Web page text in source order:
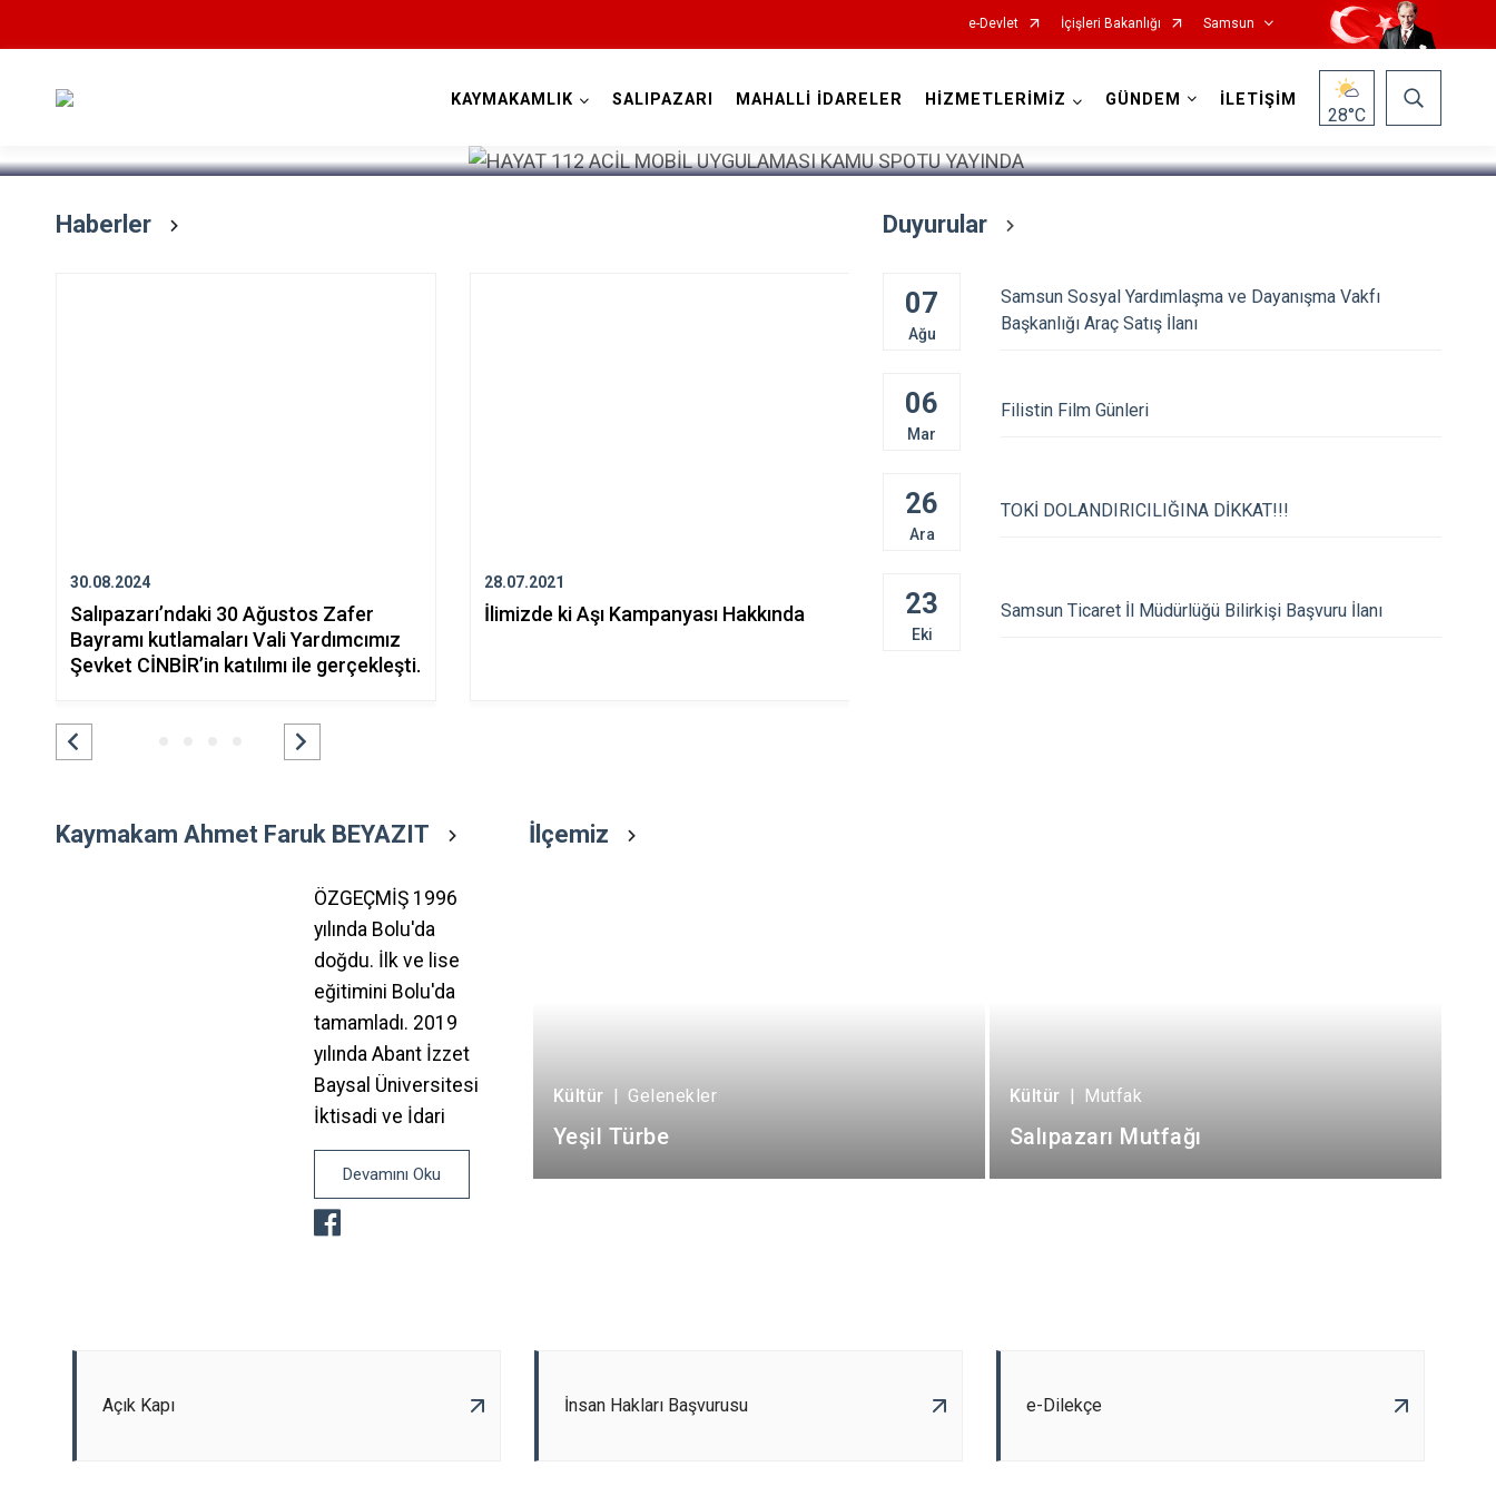
e-Devlet İçişleri Bakanlığı Samsun
19 Mayıs
Alaçam
Asarcık
Ayvacık
Çarşamba
Havza
Ladik
Salıpazarı
Atakum
KAYMAKAMLIK SALIPAZARI MAHALLİ İDARELER HİZMETLERİMİZ GÜNDEM İLETİŞİM
28°C
Haberler
30.08.2024
Salıpazarı’ndaki 30 Ağustos Zafer
Bayramı kutlamaları Vali Yardımcımız
Şevket CİNBİR’in katılımı ile gerçekleşti.
28.07.2021
İlimizde ki Aşı Kampanyası Hakkında İlçemizde Yaşanan Sel Felaketi
Kaymakamımız Sn
Duyurular
07
Ağu
Samsun Sosyal Yardımlaşma ve Dayanışma Vakfı
Başkanlığı Araç Satış İlanı
06
Mar
Filistin Film Günleri
26
Ara
TOKİ DOLANDIRICILIĞINA DİKKAT!!!
23
Eki
Samsun Ticaret İl Müdürlüğü Bilirkişi Başvuru İlanı
Kaymakam Ahmet Faruk BEYAZIT
ÖZGEÇMİŞ 1996
yılında Bolu'da
doğdu. İlk ve lise
eğitimini Bolu'da
tamamladı. 2019
yılında Abant İzzet
Baysal Üniversitesi
İktisadi ve İdari
Devamını Oku
İlçemiz
Kültür | Gelenekler
Yeşil Türbe
Kültür | Mutfak
Salıpazarı Mutfağı
Açık Kapı İnsan Hakları Başvurusu e-Dilekçe